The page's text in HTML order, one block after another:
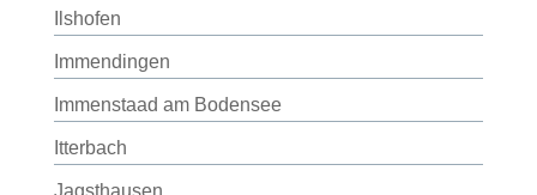
Ilshofen
Immendingen
Immenstaad am Bodensee
Itterbach
Jagsthausen